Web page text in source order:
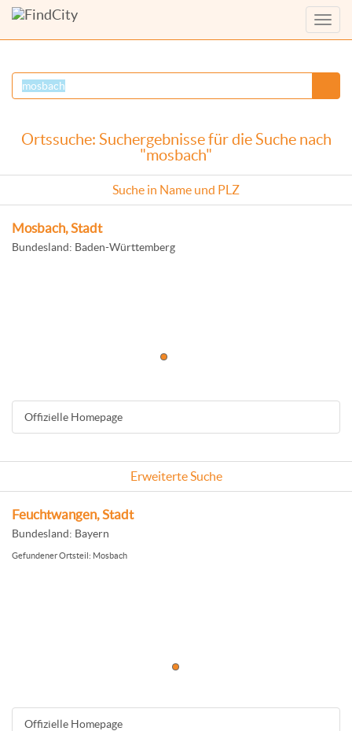
Menü
Ortssuche: Suchergebnisse für die Suche nach
"mosbach"
Suche in Name und PLZ
Mosbach, Stadt
Bundesland: Baden-Württemberg
Offizielle Homepage
Erweiterte Suche
Feuchtwangen, Stadt
Bundesland: Bayern
Gefundener Ortsteil: Mosbach
Offizielle Homepage